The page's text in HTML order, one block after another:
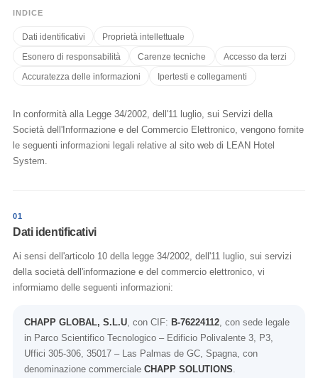
INDICE
Dati identificativi Proprietà intellettuale
Esonero di responsabilità Carenze tecniche Accesso da terzi
Accuratezza delle informazioni Ipertesti e collegamenti
In conformità alla Legge 34/2002, dell'11 luglio, sui Servizi della
Società dell'Informazione e del Commercio Elettronico, vengono fornite
le seguenti informazioni legali relative al sito web di LEAN Hotel
System.
01
Dati identificativi
Ai sensi dell'articolo 10 della legge 34/2002, dell'11 luglio, sui servizi
della società dell'informazione e del commercio elettronico, vi
informiamo delle seguenti informazioni:
CHAPP GLOBAL, S.L.U, con CIF: B-76224112, con sede legale
in Parco Scientifico Tecnologico – Edificio Polivalente 3, P3,
Uffici 305-306, 35017 – Las Palmas de GC, Spagna, con
denominazione commercialeCHAPP SOLUTIONS.